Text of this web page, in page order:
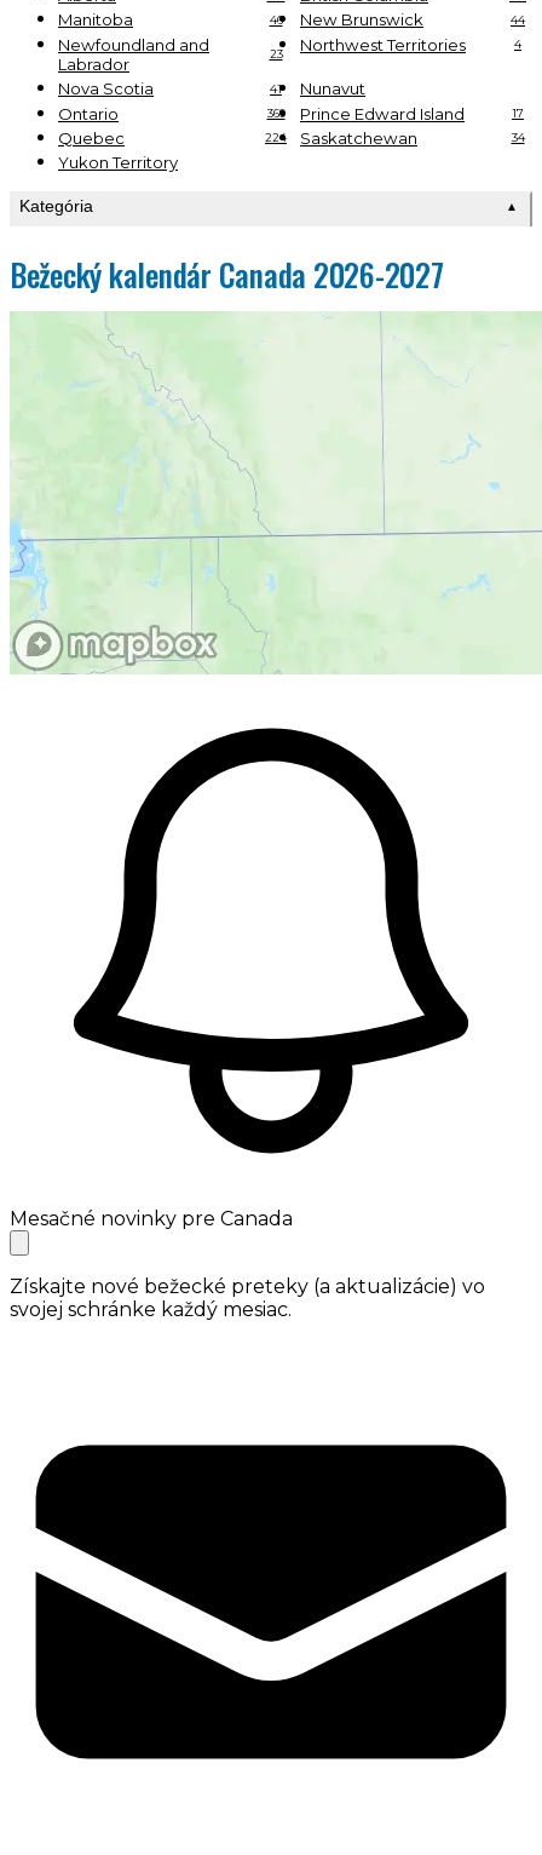
Manitoba 46 New Brunswick 44
Newfoundland and
Labrador
23 Northwest Territories 4
Nova Scotia 41
Nunavut
Ontario
369 Prince Edward Island 17
Quebec 224 Saskatchewan 34
Yukon Territory
Kategória ▲
Bežecký kalendár Canada 2026-2027
Mesačné novinky pre Canada
Získajte nové bežecké preteky (a aktualizácie) vo
svojej schránke každý mesiac.